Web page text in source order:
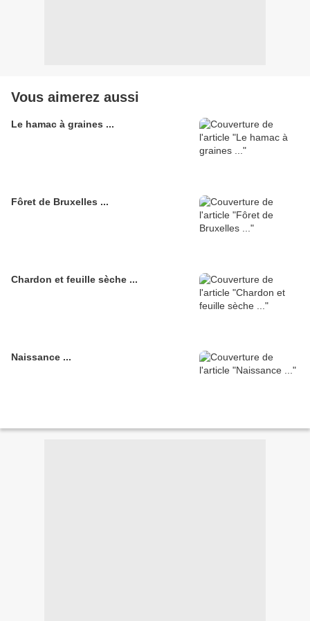
Vous aimerez aussi
Le hamac à graines ...
Fôret de Bruxelles ...
Chardon et feuille sèche ...
Naissance ...